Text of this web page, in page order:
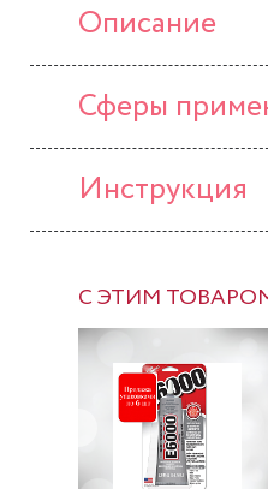
Описание
Сферы
Инструкция
С ЭТИМ